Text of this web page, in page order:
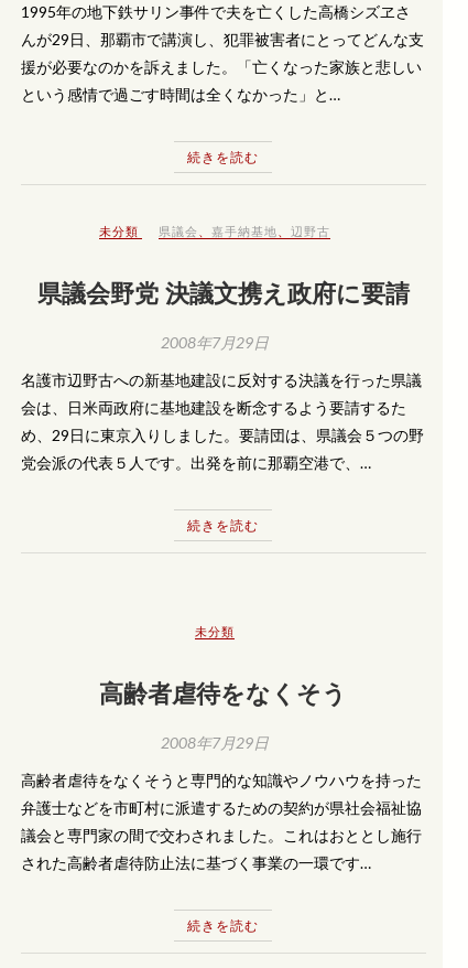
1995年の地下鉄サリン事件で夫を亡くした高橋シズヱさ
んが29日、那覇市で講演し、犯罪被害者にとってどんな支
援が必要なのかを訴えました。「亡くなった家族と悲しい
という感情で過ごす時間は全くなかった」と…
続きを読む
未分類 県議会 、嘉手納基地 、辺野古
県議会野党 決議文携え政府に要請
2008年7月29日
名護市辺野古への新基地建設に反対する決議を行った県議
会は、日米両政府に基地建設を断念するよう要請するた
め、29日に東京入りしました。要請団は、県議会５つの野
党会派の代表５人です。出発を前に那覇空港で、…
続きを読む
未分類
高齢者虐待をなくそう
2008年7月29日
高齢者虐待をなくそうと専門的な知識やノウハウを持った
弁護士などを市町村に派遣するための契約が県社会福祉協
議会と専門家の間で交わされました。これはおととし施行
された高齢者虐待防止法に基づく事業の一環です…
続きを読む